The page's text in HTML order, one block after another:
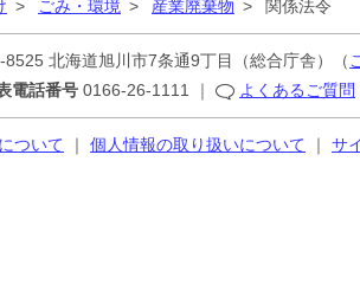
域
> ごみ・環境 > 産業廃棄物 > 関係法令
8525 北海道旭川市7条通9丁目 （総合庁舎）（
電話番号 0166-26-1111 ｜ よくあるご質問
ついて ｜ 個人情報の取り扱いについて ｜ サ